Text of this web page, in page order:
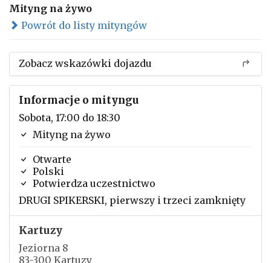
Mityng na żywo
Powrót do listy mityngów
Zobacz wskazówki dojazdu
Informacje o mityngu
Sobota, 17:00 do 18:30
Mityng na żywo
Otwarte
Polski
Potwierdza uczestnictwo
DRUGI SPIKERSKI, pierwszy i trzeci zamknięty
Kartuzy
Jeziorna 8
83-300 Kartuzy